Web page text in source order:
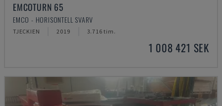
EMCOTURN 65
EMCO - HORISONTELL SVARV
TJECKIEN 2019 3.716 tim.
1 008 421 SEK